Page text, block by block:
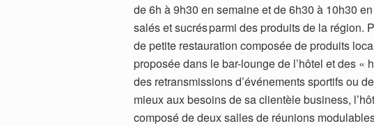
de 6h à 9h30 en semaine et de 6h30 à 10h30
salés et sucrés parmi des produits de la région.
de petite restauration composée de produits
proposée dans le bar-lounge de l’hôtel et des
des retransmissions d’événements sportifs ou
mieux aux besoins de sa clientèle business,
composé de deux salles de réunions